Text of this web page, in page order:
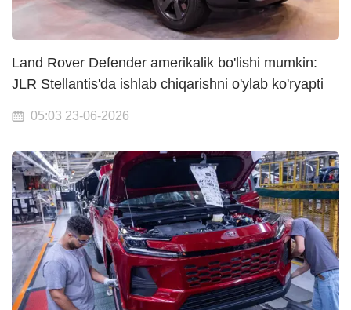
Land Rover Defender amerikalik bo'lishi mumkin:
JLR Stellantis'da ishlab chiqarishni o'ylab ko'ryapti
05:03 23-06-2026